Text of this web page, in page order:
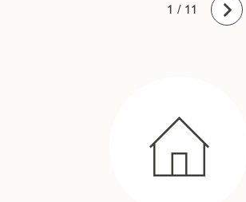
1
2
3
4
5
6
7
8
9
10
11 / 11 Framåt